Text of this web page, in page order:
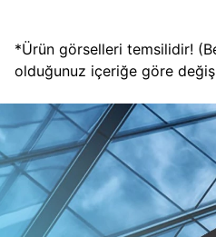
*Ürün görselleri temsilidir!
olduğunuz içeriğe göre